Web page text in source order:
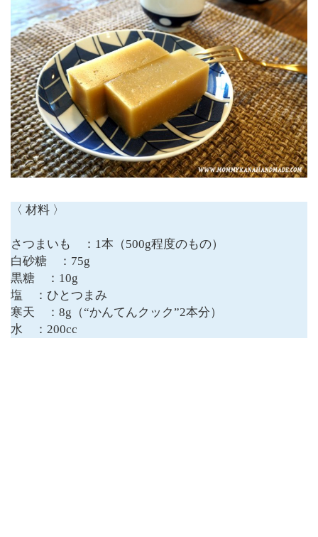
〈 材料 〉
さつまいも ：1本（500g程度のもの）
白砂糖 ：75g
黒糖 ：10g
塩 ：ひとつまみ
寒天 ：8g（“かんてんクック”2本分）
水 ：200cc